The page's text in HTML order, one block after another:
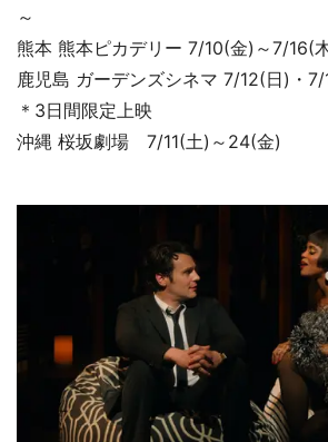
～
熊本 熊本ピカデリー 7/10(金)～7/16(
鹿児島 ガーデンズシネマ 7/12(日)・
＊3日間限定上映
沖縄 桜坂劇場 7/11(土)～24(金)